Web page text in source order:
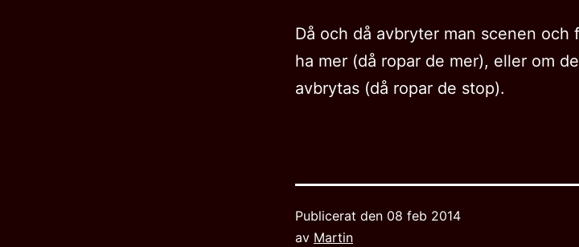
Då och då avbryter man scenen och
ha mer (då ropar de mer), eller om
avbrytas (då ropar de stop).
Publicerat den 08 feb 2014
av Martin